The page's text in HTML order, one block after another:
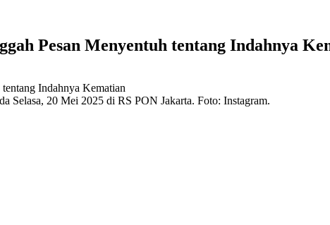
Pesan Menyentuh tentang Indahnya
Selasa, 20 Mei 2025 di RS PON Jakarta. Foto: Instagram.